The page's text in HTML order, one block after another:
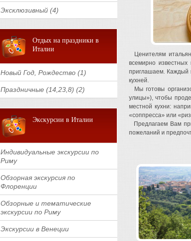
Эксклюзивный (4)
Отдых на праздники в
Италии
Новый Год, Рождество (1)
Праздничные (14,23,8) (2)
Экскурсии в Италии
Индивидуальные экскурсии по
Риму
Обзорная экскурсия по
Флоренции
Обзорные и тематические
экскурсии по Риму
Экскурсии в Венеции
Ценителям
всемирно
приглашаем. Каждый
кухней.
Мы готовы
улицы»), чтобы
местной кухни:
«соппресса» или
Предлагаем Вам
пожеланий и